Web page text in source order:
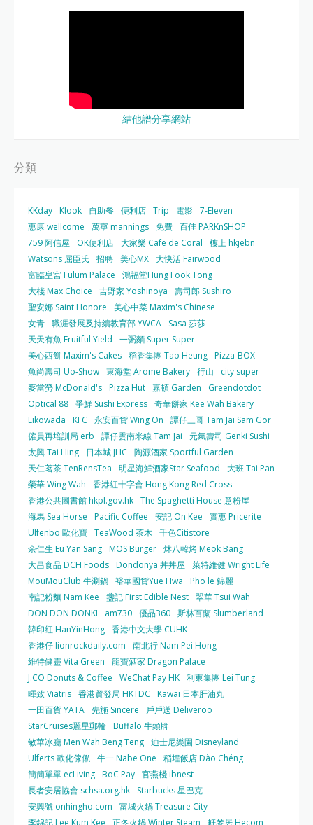
結他譜分享網站
分類
KKday Klook 自助餐 便利店 Trip 電影 7-Eleven
惠康 wellcome
萬寧 mannings 免費 百佳 PARKnSHOP
759 阿信屋
OK便利店 大家樂 Cafe de Coral
樓上 hkjebn
Watsons 屈臣氏
招聘 美心MX 大快活 Fairwood
富臨皇宮 Fulum Palace
鴻福堂Hung Fook Tong
大棧 Max Choice
吉野家 Yoshinoya
壽司郎 Sushiro
聖安娜 Saint Honore
美心中菜 Maxim's Chinese
女青 - 職涯發展及持續教育部 YWCA
Sasa 莎莎
天天有魚 Fruitful Yield
一粥麵 Super Super
美心西餅 Maxim's Cakes 稻香集團 Tao Heung Pizza-BOX
魚尚壽司 Uo-Show 東海堂 Arome Bakery 行山
city'super
麥當勞 McDonald's Pizza Hut 嘉頓 Garden
Greendotdot
Optical 88 爭鮮 Sushi Express 奇華餅家 Kee Wah Bakery
Eikowada
KFC 永安百貨 Wing On
譚仔三哥 Tam Jai Sam Gor
僱員再培訓局 erb
譚仔雲南米線 Tam Jai
元氣壽司 Genki Sushi
太興 Tai Hing
日本城 JHC
陶源酒家 Sportful Garden
天仁茗茶 TenRensTea
明星海鮮酒家Star Seafood
大班 Tai Pan
榮華 Wing Wah
香港紅十字會 Hong Kong Red Cross
香港公共圖書館 hkpl.gov.hk The Spaghetti House 意粉屋
海馬 Sea Horse
Pacific Coffee 安記 On Kee
實惠 Pricerite
Ulfenbo 歐化寶 TeaWood 茶木 千色Citistore
余仁生 Eu Yan Sang MOS Burger 炑八韓烤 Meok Bang
大昌食品 DCH Foods Dondonya 丼丼屋
萊特維健 Wright Life
MouMouClub 牛涮鍋 裕華國貨Yue Hwa
Pho le 錦麗
南記粉麵 Nam Kee
盞記 First Edible Nest 翠華 Tsui Wah
DON DON DONKI
am730 優品360 斯林百蘭 Slumberland
韓印紅 HanYinHong 香港中文大學 CUHK
香港仔 lionrockdaily.com
南北行 Nam Pei Hong
維特健靈 Vita Green
龍寶酒家 Dragon Palace
J.CO Donuts & Coffee
WeChat Pay HK 利東集團 Lei Tung
暉致 Viatris 香港貿發局 HKTDC
Kawai 日本肝油丸
一田百貨 YATA 先施 Sincere
戶戶送 Deliveroo
StarCruises麗星郵輪 Buffalo 牛頭牌
敏華冰廳 Men Wah Beng Teng 迪士尼樂園 Disneyland
Ulferts 歐化傢俬 牛一 Nabe One
稻埕飯店 Dào Chéng
簡簡單單 ecLiving BoC Pay 官燕棧 ibnest
長者安居協會 schsa.org.hk
Starbucks 星巴克
安興號 onhingho.com
富城火鍋 Treasure City
李錦記 Lee Kum Kee
正冬火鍋 Winter Steam 軒琴居 Hecom